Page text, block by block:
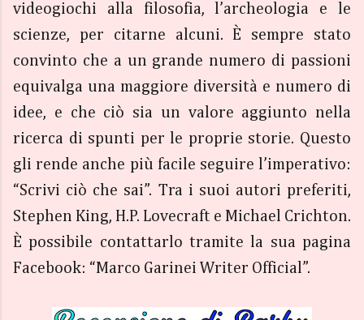
videogiochi alla filosofia, l’archeologia e le
scienze, per citarne alcuni. È sempre stato
convinto che a un grande numero di passioni
equivalga una maggiore diversità e numero di
idee, e che ciò sia un valore aggiunto nella
ricerca di spunti per le proprie storie. Questo
gli rende anche più facile seguire l’imperativo:
“Scrivi ciò che sai”. Tra i suoi autori preferiti,
Stephen King, H.P. Lovecraft e Michael Crichton.
È possibile contattarlo tramite la sua pagina
Facebook: “Marco Garinei Writer Official”.